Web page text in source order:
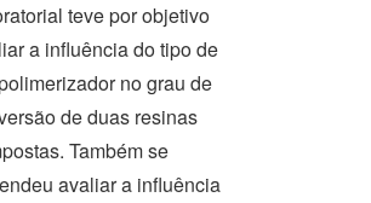
teve por objetivo
a influência do tipo de
no grau de
de duas resinas
Também se
avaliar a influência